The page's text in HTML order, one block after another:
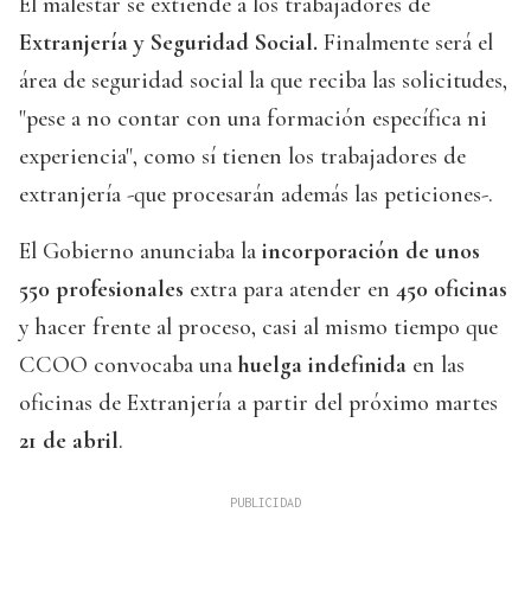
Extranjería y Seguridad Social. Finalmente será el
área de seguridad social la que reciba las solicitudes,
"pese a no contar con una formación específica ni
experiencia", como sí tienen los trabajadores de
extranjería -que procesarán además las peticiones-.
El Gobierno anunciaba la incorporación de unos
550 profesionales extra para atender en 450 oficinas
y hacer frente al proceso, casi al mismo tiempo que
CCOO convocaba una huelga indefinida en las
oficinas de Extranjería a partir del próximo martes
21 de abril.